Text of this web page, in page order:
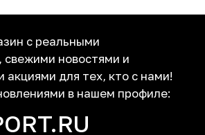
запчасти шины экипировка